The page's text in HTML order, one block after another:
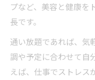
プなど、美容と健康を
長です。
通い放題であれば、気
調や予定に合わせて自
えば、仕事でストレス